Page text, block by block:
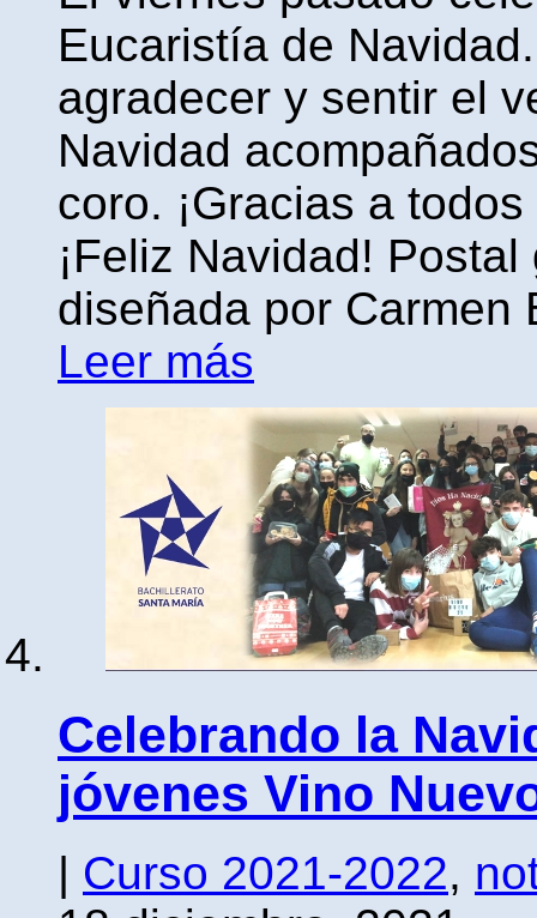
Eucaristía de
agradecer y sentir el
Navidad
coro. ¡Gracias a
¡Feliz Navidad!
diseñada por Carmen
Leer más
Celebrando la
jóvenes Vino
| Curso 2021-2022,